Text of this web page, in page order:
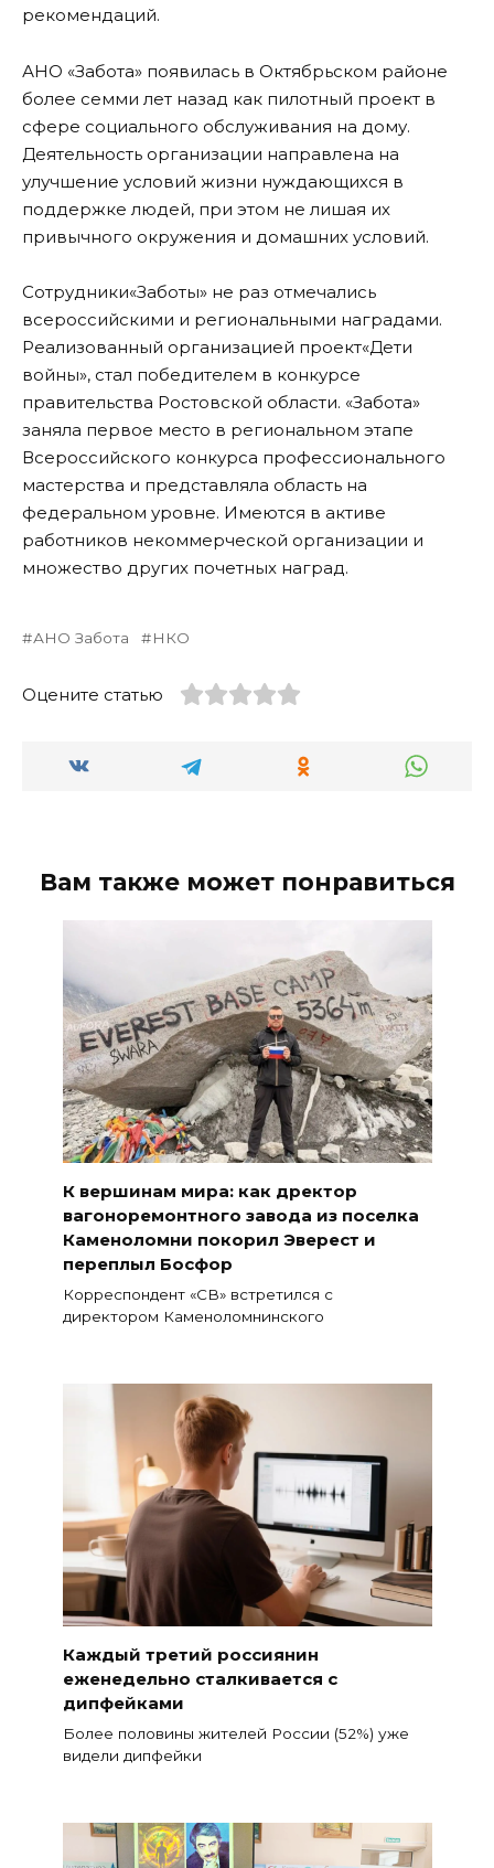
рекомендаций.
АНО «Забота» появилась в Октябрьском районе
более семми лет назад как пилотный проект в
сфере социального обслуживания на дому.
Деятельность организации направлена на
улучшение условий жизни нуждающихся в
поддержке людей, при этом не лишая их
привычного окружения и домашних условий.
Сотрудники«Заботы» не раз отмечались
всероссийскими и региональными наградами.
Реализованный организацией проект«Дети
войны», стал победителем в конкурсе
правительства Ростовской области. «Забота»
заняла первое место в региональном этапе
Всероссийского конкурса профессионального
мастерства и представляла область на
федеральном уровне. Имеются в активе
работников некоммерческой организации и
множество других почетных наград.
АНО Забота НКО
Оцените статью
Вам также может понравиться
К вершинам мира: как дректор
вагоноремонтного завода из поселка
Каменоломни покорил Эверест и
переплыл Босфор
Корреспондент «СВ» встретился с
директором Каменоломнинского
Каждый третий россиянин
еженедельно сталкивается с
дипфейками
Более половины жителей России (52%) уже
видели дипфейки